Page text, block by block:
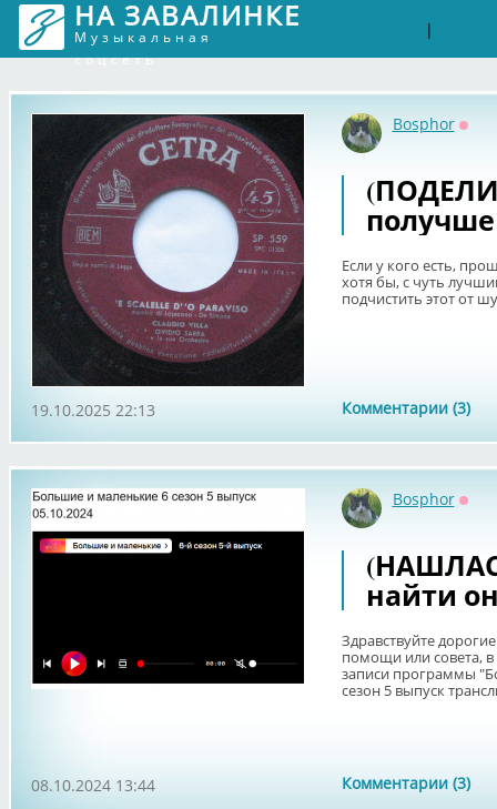
НА ЗАВАЛИНКЕ
Музыкальная
соцсеть
|
Bosphor
Если у кого есть,
хотя бы, с чуть
подчистить этот от
Комментарии (3)
19.10.2025 22:13
Bosphor
найти
Здравствуйте
помощи или совета,
записи программы
сезон 5 выпуск
Комментарии (3)
08.10.2024 13:44